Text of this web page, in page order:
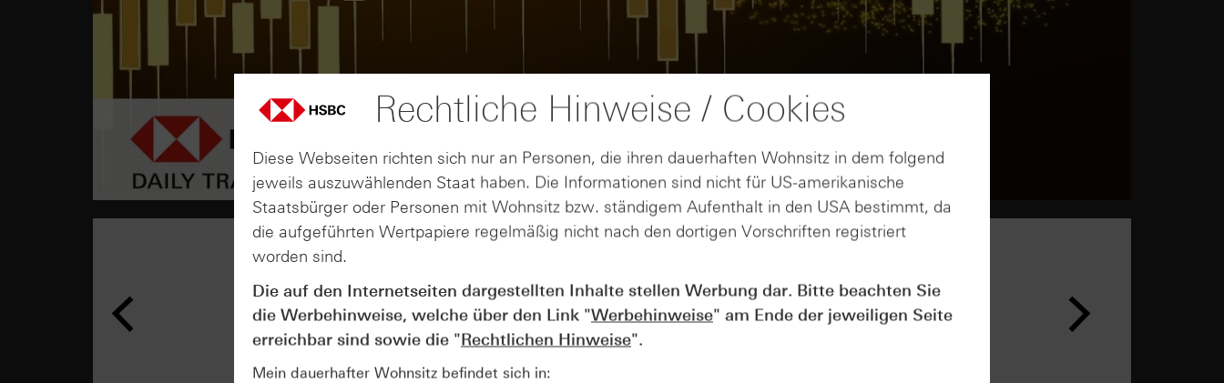
07
Wie lange bleibt der DAX® in
Rekordlaune? - ntv Zertifikate
07.08.26
Rechtliche Hinweise / Cookies
Diese Webseiten richten sich nur an Personen, die ihren dauerhaften Wohnsitz in dem folgend
jeweils auszuwählenden Staat haben. Die Informationen sind nicht für US-amerikanische
Staatsbürger oder Personen mit Wohnsitz bzw. ständigem Aufenthalt in den USA bestimmt, da
die aufgeführten Wertpapiere regelmäßig nicht nach den dortigen Vorschriften registriert
worden sind.
Die auf den Internetseiten dargestellten Inhalte stellen Werbung dar. Bitte beachten Sie
die Werbehinweise, welche über den Link "Werbehinweise" am Ende der jeweiligen Seite
erreichbar sind sowie die "Rechtlichen Hinweise".
Mein dauerhafter Wohnsitz befindet sich in: